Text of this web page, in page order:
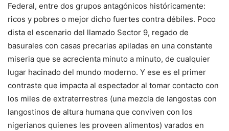
Federal, entre dos grupos antagónicos históricamente:
ricos y pobres o mejor dicho fuertes contra débiles. Poco
dista el escenario del llamado Sector 9, regado de
basurales con casas precarias apiladas en una constante
miseria que se acrecienta minuto a minuto, de cualquier
lugar hacinado del mundo moderno. Y ese es el primer
contraste que impacta al espectador al tomar contacto con
los miles de extraterrestres (una mezcla de langostas con
langostinos de altura humana que conviven con los
nigerianos quienes les proveen alimentos) varados en